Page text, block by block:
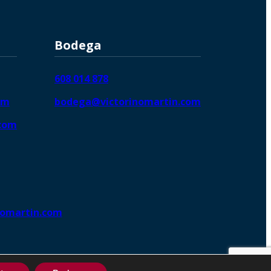
Bodega
608 014 878
bodega@victorinomartin.com
DigitalGrowthⓇ